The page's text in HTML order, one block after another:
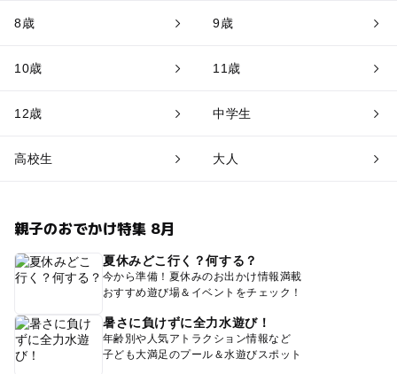
8歳 9歳
10歳 11歳
12歳 中学生
高校生 大人
親子のおでかけ特集 8月
夏休みどこ行く？何する？
今から準備！夏休みのお出かけ情報満載
おすすめ遊び場＆イベントをチェック！
暑さに負けずに全力水遊び！
年齢別や人気アトラクション情報など
子ども大満足のプール＆水遊びスポット